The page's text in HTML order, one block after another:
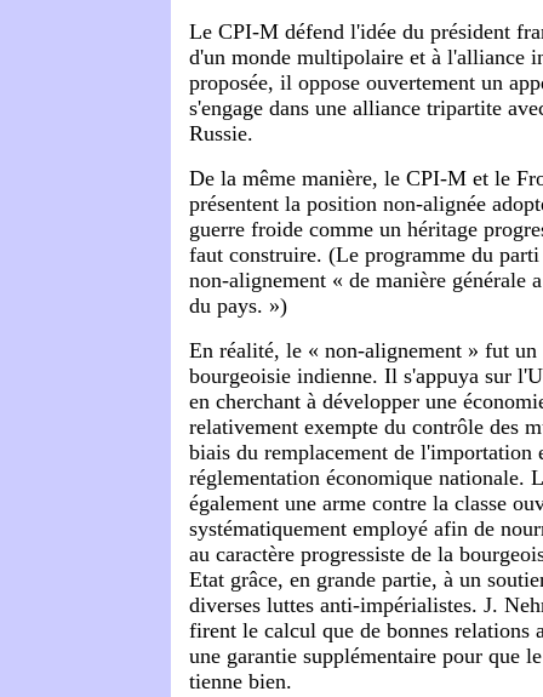
Le CPI-M défend l'idée du président
d'un monde multipolaire et à l'alliance
proposée, il oppose ouvertement un
s'engage dans une alliance tripartite
Russie.
De la même manière, le CPI-M et le
présentent la position non-alignée
guerre froide comme un héritage
faut construire. (Le programme du
non-alignement « de manière générale
du pays. »)
En réalité, le « non-alignement » fut
bourgeoisie indienne. Il s'appuya sur
en cherchant à développer une
relativement exempte du contrôle des
biais du remplacement de l'importation
réglementation économique nationale.
également une arme contre la classe
systématiquement employé afin de
au caractère progressiste de la
Etat grâce, en grande partie, à un
diverses luttes anti-impérialistes. J.
firent le calcul que de bonnes relations
une garantie supplémentaire pour que
tienne bien.